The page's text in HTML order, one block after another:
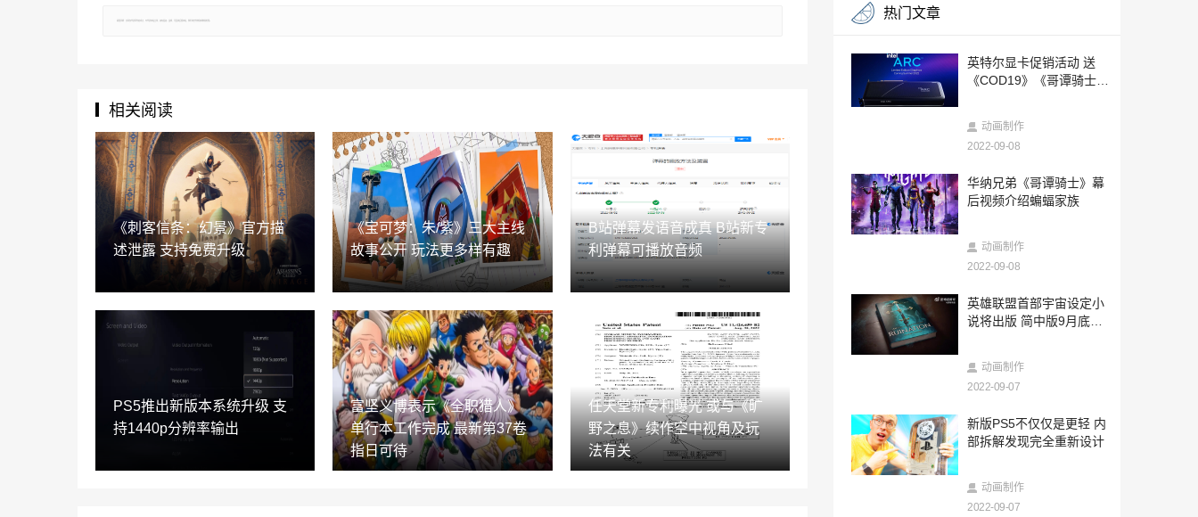
相关阅读
《刺客信条：幻景》官方描
述泄露 支持免费升级
《宝可梦：朱/紫》三大主线
故事公开 玩法更多样有趣
B站弹幕发语音成真 B站新专
利弹幕可播放音频
PS5推出新版本系统升级 支
持1440p分辨率输出
富坚义博表示《全职猎人》
单行本工作完成 最新第37卷
指日可待
任天堂新专利曝光 或与《旷
野之息》续作空中视角及玩
法有关
爆料！
《索尼克未知边境》片尾曲《Vandalize》
正式公开
2022-09-07
《冒险岛》V192版本“繁花森林”上线，今
《终末阵线》百日庆典来袭，携手《code
geass叛逆的鲁路修》乐趣加倍！
2022-09-07
国产心理惊悚游戏《万手一体》开启预
约，成为扭曲之物探寻梦境
往日之影将是2077最后DLC CDPR将开启
《巫师4》开发
2022-09-07
元宇宙天价月饼出现 部分数字月饼市场价
网飞新定格动画《恶魔兄弟》先导预告公
布 黑人兄弟参演
2022-09-07
NASA宇航员拒绝入住马斯克火星基地 直
热门文章
英特尔显卡促销活动 送
《COD19》《哥谭骑士》
动画制作
2022-09-08
华纳兄弟《哥谭骑士》幕
后视频介绍蝙蝠家族
动画制作
2022-09-08
英雄联盟首部宇宙设定小
说将出版 简中版9月底开
动画制作
2022-09-07
新版PS5不仅仅是更轻 内
部拆解发现完全重新设计
动画制作
2022-09-07